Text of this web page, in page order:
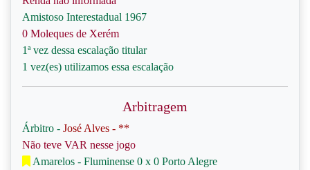
Amistoso Interestadual 1967
0 Moleques de Xerém
1ª vez dessa escalação titular
1 vez(es) utilizamos essa escalação
Arbitragem
Árbitro - José Alves - **
Não teve VAR nesse jogo
Amarelos - Fluminense 0 x 0 Porto Alegre